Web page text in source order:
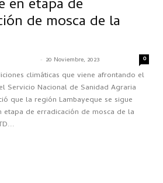
en etapa de
de mosca de la
- 20 Noviembre, 2023 0
climáticas que viene afrontando el
Servicio Nacional de Sanidad Agraria
que la región Lambayeque se sigue
etapa de erradicación de mosca de la